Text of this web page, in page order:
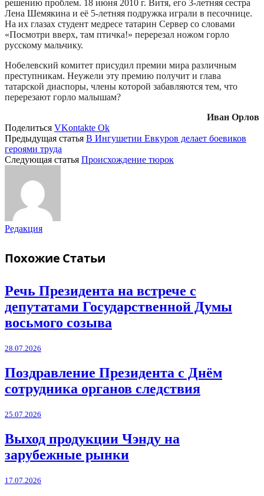
решению проблем. 18 июня 2010 г. Витя, его 3-летняя сестра
Лена Шемякина и её 5-летняя подружка играли в песочнице.
На их глазах студент медресе татарин Сервер со словами
«Посмотри вверх, там птичка!» перерезал ножом горло
русскому мальчику.
Нобелевский комитет присудил премии мира различным
преступникам. Неужели эту премию получит и глава
татарской диаспоры, члены которой забавляются тем, что
перерезают горло малышам?
Иван Орлов
Поделиться VKontakte Ok
Предыдущая статья В Ингушетии Евкуров делает боевиков
героями труда
Следующая статья Происхождение тюрок
Редакция
Похожие Статьи
Речь Президента на встрече с
депутатами Государственной Думы
восьмого созыва
28.07.2026
Поздравление Президента с Днём
сотрудника органов следствия
25.07.2026
Выход продукции Чэнду на
зарубежные рынки
17.07.2026